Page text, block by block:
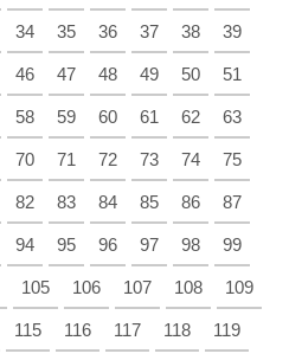
34 35 36 37 38 39
46 47 48 49 50 51
58 59 60 61 62 63
70 71 72 73 74 75
82 83 84 85 86 87
94 95 96 97 98 99
105 106 107 108 109
115 116 117 118 119